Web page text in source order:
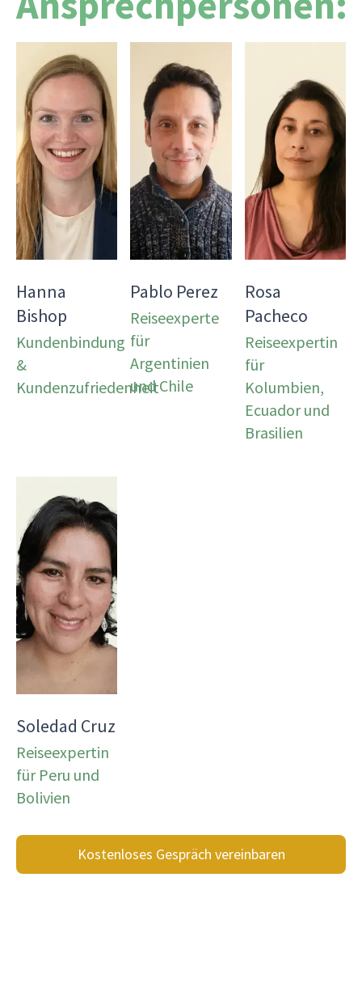
Hanna
Bishop
Kundenbindung
&
Kundenzufriedenheit
Pablo Perez
Reiseexperte
für
Argentinien
und Chile
Rosa
Pacheco
Reiseexpertin
für
Kolumbien,
Ecuador und
Brasilien
Soledad Cruz
Reiseexpertin
für Peru und
Bolivien
Kostenloses Gespräch vereinbaren